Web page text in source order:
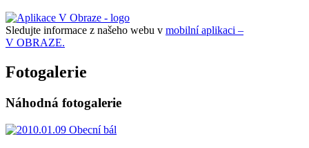
Sledujte informace z našeho webu v mobilní aplikaci –
V OBRAZE.
Fotogalerie
Náhodná fotogalerie